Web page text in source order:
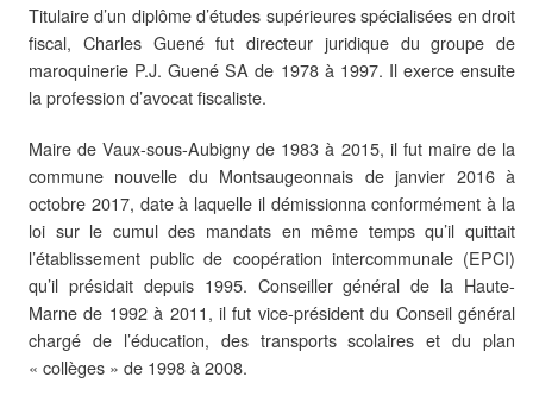
Titulaire d’un diplôme d’études supérieures spécialisées en droit
fiscal, Charles Guené fut directeur juridique du groupe de
maroquinerie P.J. Guené SA de 1978 à 1997. Il exerce ensuite
la profession d’avocat fiscaliste.
Maire de Vaux-sous-Aubigny de 1983 à 2015, il fut maire de la
commune nouvelle du Montsaugeonnais de janvier 2016 à
octobre 2017, date à laquelle il démissionna conformément à la
loi sur le cumul des mandats en même temps qu’il quittait
l’établissement public de coopération intercommunale (EPCI)
qu’il présidait depuis 1995. Conseiller général de la Haute-
Marne de 1992 à 2011, il fut vice-président du Conseil général
chargé de l’éducation, des transports scolaires et du plan
« collèges » de 1998 à 2008.